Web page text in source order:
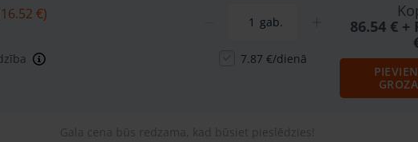
€) gab.
7.87 €/dienā
86.54 €+
Gala cena būs redzama, kad būsiet pieslēdzies!